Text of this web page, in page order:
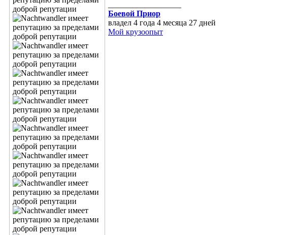
Боевой Приор
владел 4 года 4 месяца 27 дней
Мой крузоопыт